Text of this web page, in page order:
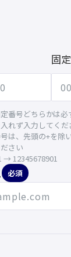
固
番号どちらかは必
れず入力してくだ
は、先頭の+を除
さい
→ 12345678901
必須